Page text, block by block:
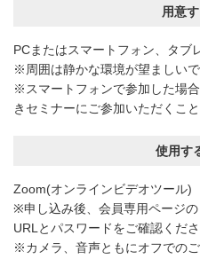
用意
PCまたはスマートフォン、タブ
※周囲は静かな環境が望ましいで
※スマートフォンで参加した場
きセミナーにご参加いただくこと
使用す
Zoom(オンラインビデオツール)
※申し込み後、会員専用ページ
URLとパスワードをご確認くださ
※カメラ、音声ともにオフでの